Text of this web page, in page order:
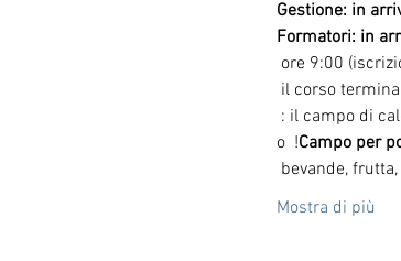
Gestione: in
Formatori: in
ore 9:00
il corso
: il campo di
o !Campo per
bevande,
Mostra di più